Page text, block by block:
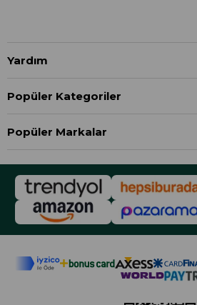
Yardım
Popüler Kategoriler
Popüler Markalar